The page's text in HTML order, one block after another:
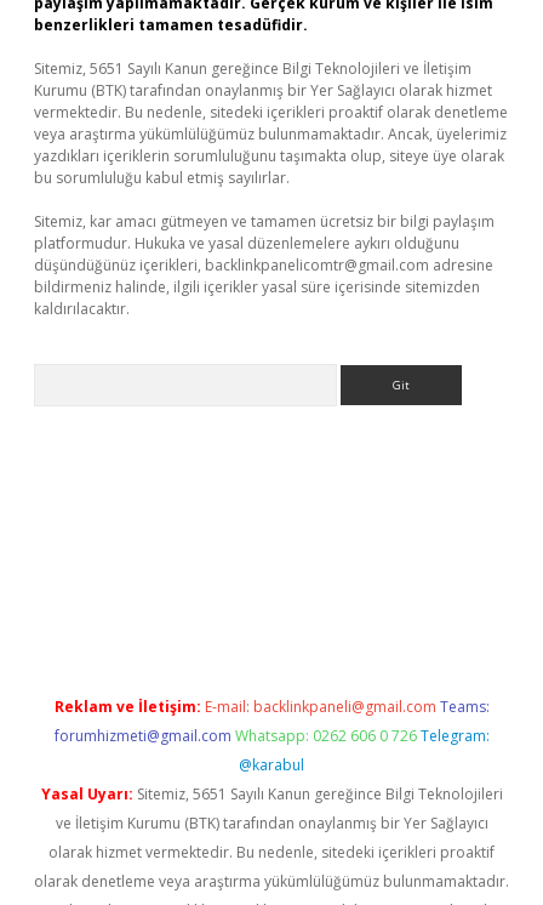
benzerlikleri tamamen tesadüfidir.
Sitemiz, 5651 Sayılı Kanun gereğince Bilgi Teknolojileri ve İletişim
Kurumu (BTK) tarafından onaylanmış bir Yer Sağlayıcı olarak hizmet
vermektedir. Bu nedenle, sitedeki içerikleri proaktif olarak denetleme
veya araştırma yükümlülüğümüz bulunmamaktadır. Ancak, üyelerimiz
yazdıkları içeriklerin sorumluluğunu taşımakta olup, siteye üye olarak
bu sorumluluğu kabul etmiş sayılırlar.
Sitemiz, kar amacı gütmeyen ve tamamen ücretsiz bir bilgi paylaşım
platformudur. Hukuka ve yasal düzenlemelere aykırı olduğunu
düşündüğünüz içerikleri, backlinkpanelicomtr@gmail.com adresine
bildirmeniz halinde, ilgili içerikler yasal süre içerisinde sitemizden
kaldırılacaktır.
Reklam ve İletişim: E-mail: backlinkpaneli@gmail.com Teams:
forumhizmeti@gmail.com Whatsapp: 0262 606 0 726 Telegram:
@karabul
Yasal Uyarı: Sitemiz, 5651 Sayılı Kanun gereğince Bilgi Teknolojileri
ve İletişim Kurumu (BTK) tarafından onaylanmış bir Yer Sağlayıcı
olarak hizmet vermektedir. Bu nedenle, sitedeki içerikleri proaktif
olarak denetleme veya araştırma yükümlülüğümüz bulunmamaktadır.